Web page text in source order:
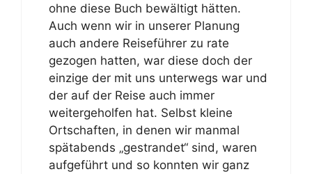
ohne diese Buch bewältigt hätten.
Auch wenn wir in unserer Planung
auch andere Reiseführer zu rate
gezogen hatten, war diese doch der
einzige der mit uns unterwegs war und
der auf der Reise auch immer
weitergeholfen hat. Selbst kleine
Ortschaften, in denen wir manmal
spätabends „gestrandet“ sind, waren
aufgeführt und so konnten wir ganz